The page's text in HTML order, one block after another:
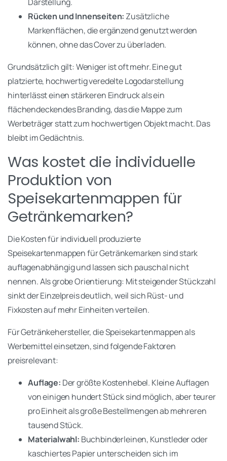
Rücken und Innenseiten: Zusätzliche
Markenflächen, die ergänzend genutzt werden
können, ohne das Cover zu überladen.
Grundsätzlich gilt: Weniger ist oft mehr. Eine gut
platzierte, hochwertig veredelte Logodarstellung
hinterlässt einen stärkeren Eindruck als ein
flächendeckendes Branding, das die Mappe zum
Werbeträger statt zum hochwertigen Objekt macht. Das
bleibt im Gedächtnis.
Was kostet die individuelle
Produktion von
Speisekartenmappen für
Getränkemarken?
Die Kosten für individuell produzierte
Speisekartenmappen für Getränkemarken sind stark
auflagenabhängig und lassen sich pauschal nicht
nennen. Als grobe Orientierung: Mit steigender Stückzahl
sinkt der Einzelpreis deutlich, weil sich Rüst- und
Fixkosten auf mehr Einheiten verteilen.
Für Getränkehersteller, die Speisekartenmappen als
Werbemittel einsetzen, sind folgende Faktoren
preisrelevant:
Auflage: Der größte Kostenhebel. Kleine Auflagen
von einigen hundert Stück sind möglich, aber teurer
pro Einheit als große Bestellmengen ab mehreren
tausend Stück.
Materialwahl: Buchbinderleinen, Kunstleder oder
kaschiertes Papier unterscheiden sich im